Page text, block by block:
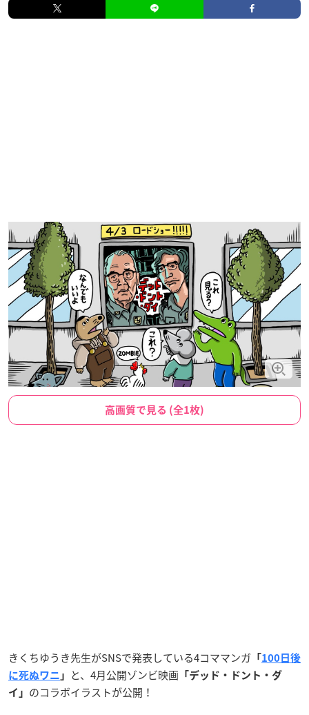
高画質で見る (全1枚)
きくちゆうき先生がSNSで発表している4コママンガ 「100日後
に死ぬワニ 」 と、4月公開ゾンビ映画 「デッド・ドント・ダ
イ」 のコラボイラストが公開！